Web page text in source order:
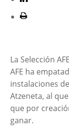
La Selección
AFE ha
instalaciones
Atzeneta, al
que por
ganar.